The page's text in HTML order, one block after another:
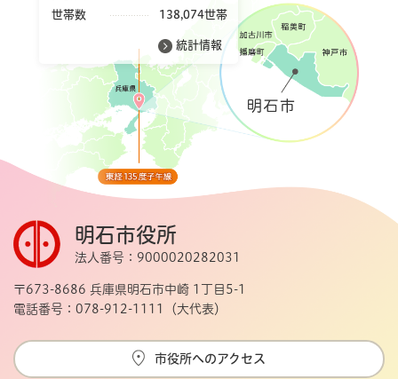
世帯数
138,074世帯
統計情報
明石市役所
法人番号：9000020282031
〒673-8686 兵庫県明石市中崎 1丁目5-1
電話番号：078-912-1111（大代表）
市役所へのアクセス